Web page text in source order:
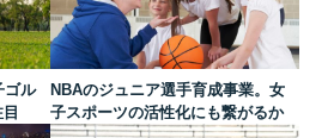
ゴル
NBAのジュニア選手育成事業。女
子スポーツの活性化にも繋がるか